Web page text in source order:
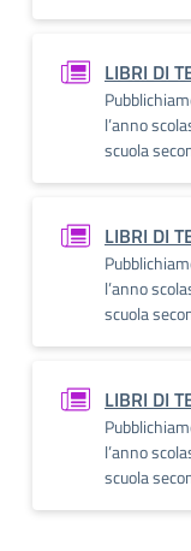
LIBRI DI
l’anno
scuola
LIBRI DI
l’anno
scuola
LIBRI DI
l’anno
scuola